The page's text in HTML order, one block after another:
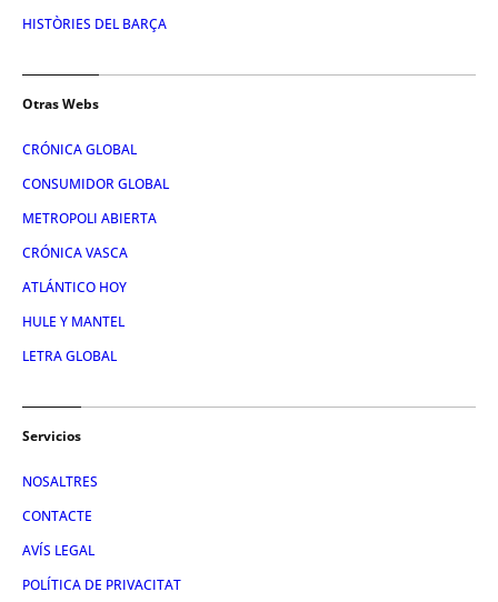
HISTÒRIES DEL BARÇA
Otras Webs
CRÓNICA GLOBAL
CONSUMIDOR GLOBAL
METROPOLI ABIERTA
CRÓNICA VASCA
ATLÁNTICO HOY
HULE Y MANTEL
LETRA GLOBAL
Servicios
NOSALTRES
CONTACTE
AVÍS LEGAL
POLÍTICA DE PRIVACITAT